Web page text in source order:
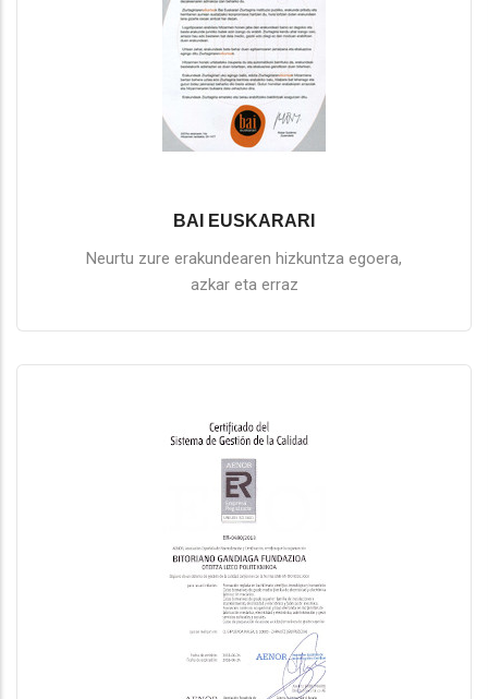
BAI EUSKARARI
Neurtu zure erakundearen hizkuntza egoera,
azkar eta erraz